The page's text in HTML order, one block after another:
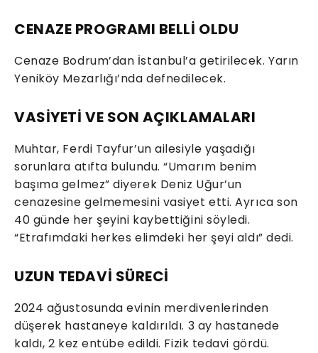
CENAZE PROGRAMI BELLİ OLDU
Cenaze Bodrum’dan İstanbul’a getirilecek. Yarın
Yeniköy Mezarlığı’nda defnedilecek.
VASİYETİ VE SON AÇIKLAMALARI
Muhtar, Ferdi Tayfur’un ailesiyle yaşadığı
sorunlara atıfta bulundu. “Umarım benim
başıma gelmez” diyerek Deniz Uğur’un
cenazesine gelmemesini vasiyet etti. Ayrıca son
40 günde her şeyini kaybettiğini söyledi.
“Etrafımdaki herkes elimdeki her şeyi aldı” dedi.
UZUN TEDAVİ SÜRECİ
2024 ağustosunda evinin merdivenlerinden
düşerek hastaneye kaldırıldı. 3 ay hastanede
kaldı, 2 kez entübe edildi. Fizik tedavi gördü.